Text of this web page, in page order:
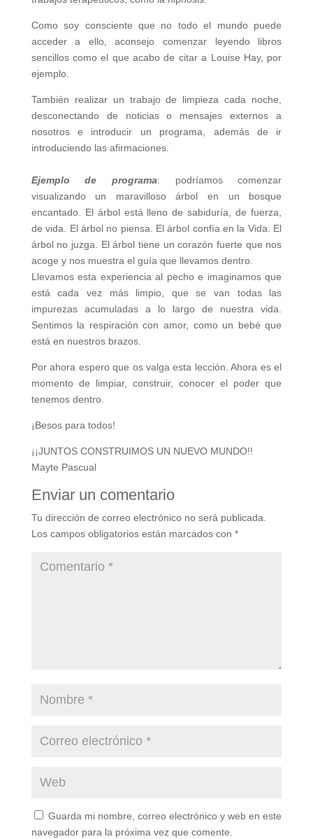
Como soy consciente que no todo el mundo puede
acceder a ello, aconsejo comenzar leyendo libros
sencillos como el que acabo de citar a Louise Hay, por
ejemplo.
También realizar un trabajo de limpieza cada noche,
desconectando de noticias o mensajes externos a
nosotros e introducir un programa, además de ir
introduciendo las afirmaciones.
Ejemplo de programa: podríamos comenzar
visualizando un maravilloso árbol en un bosque
encantado. El árbol está lleno de sabiduría, de fuerza,
de vida. El árbol no piensa. El árbol confía en la Vida. El
árbol no juzga. El árbol tiene un corazón fuerte que nos
acoge y nos muestra el guía que llevamos dentro.
Llevamos esta experiencia al pecho e imaginamos que
está cada vez más limpio, que se van todas las
impurezas acumuladas a lo largo de nuestra vida.
Sentimos la respiración con amor, como un bebé que
está en nuestros brazos.
Por ahora espero que os valga esta lección. Ahora es el
momento de limpiar, construir, conocer el poder que
tenemos dentro.
¡Besos para todos!
¡¡JUNTOS CONSTRUIMOS UN NUEVO MUNDO!!
Mayte Pascual
Enviar un comentario
Tu dirección de correo electrónico no será publicada.
Los campos obligatorios están marcados con *
Guarda mi nombre, correo electrónico y web en este
navegador para la próxima vez que comente.